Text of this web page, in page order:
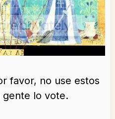
favor, no use estos
gente lo vote.